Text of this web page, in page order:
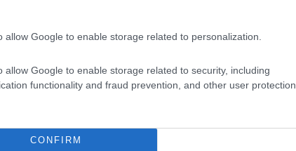
allow Google to enable storage related to personalization.
allow Google to enable storage related to security, including
functionality and fraud prevention, and other user protection.
CONFIRM